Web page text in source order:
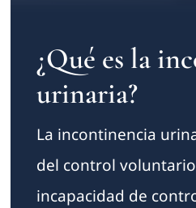
¿Qué es la
urinaria?
La incontinencia
del control
incapacidad de